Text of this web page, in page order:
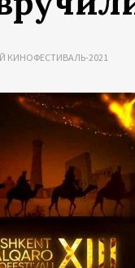
КИНОФЕСТИВАЛЬ-2021